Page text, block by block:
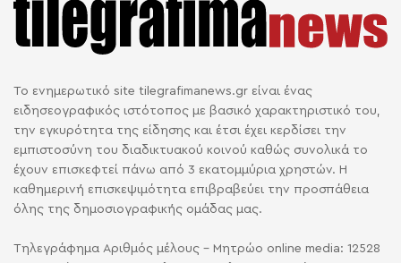
Το ενημερωτικό site tilegrafimanews.gr είναι ένας
ειδησεογραφικός ιστότοπος με βασικό χαρακτηριστικό του,
την εγκυρότητα της είδησης και έτσι έχει κερδίσει την
εμπιστοσύνη του διαδικτυακού κοινού καθώς συνολικά το
έχουν επισκεφτεί πάνω από 3 εκατομμύρια χρηστών. Η
καθημερινή επισκεψιμότητα επιβραβεύει την προσπάθεια
όλης της δημοσιογραφικής ομάδας μας.
Τηλεγράφημα Αριθμός μέλους - Μητρώο online media: 12528